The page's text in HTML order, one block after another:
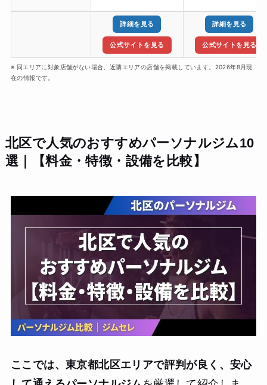
詳細を見る
公式サイトを見る
詳細を見る
公式サイトを見る
※ 同エリアに対象店舗がない場合、近隣エリアの店舗を掲載しています。2026年8月現
在の情報です。
北区で人気のおすすめパーソナルジム10
選｜【料金・特徴・設備を比較】
ここでは、東京都北区エリアで評判が良く、安心